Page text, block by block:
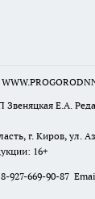
Е.А.
г. Киров, ул.
16+
927-669-90-87